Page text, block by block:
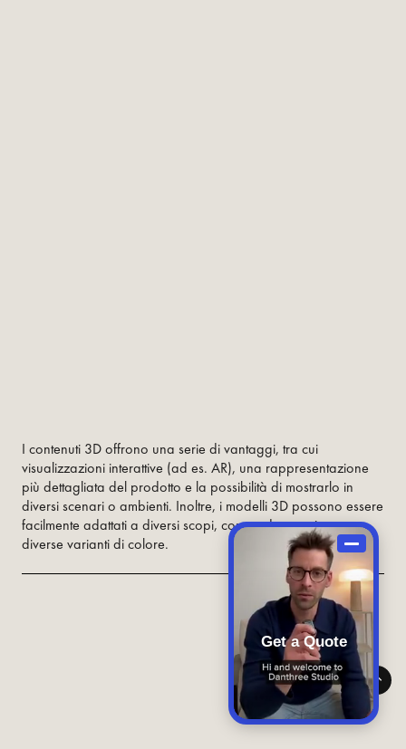
I contenuti 3D offrono una serie di vantaggi, tra cui
visualizzazioni interattive (ad es. AR), una rappresentazione
più dettagliata del prodotto e la possibilità di mostrarlo in
diversi scenari o ambienti. Inoltre, i modelli 3D possono essere
facilmente adattati a diversi scopi, come ad esempio per
diverse varianti di colore.
Get a Quote